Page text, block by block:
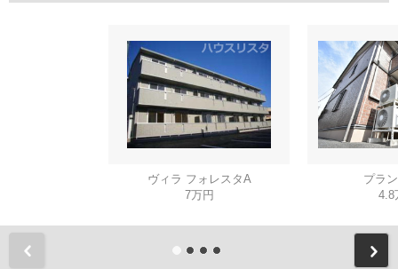
ヴィラ フォレスタA
7万円
プラ
4.8